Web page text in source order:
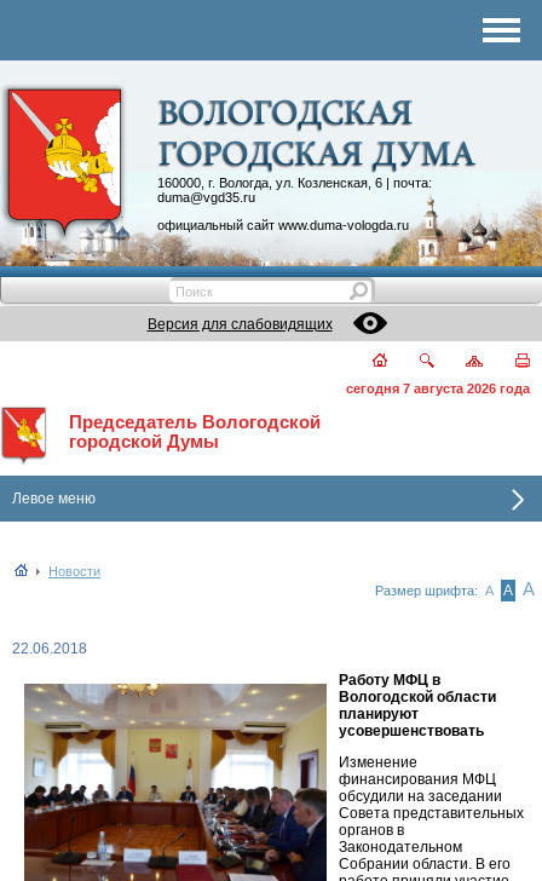
160000, г. Вологда, ул. Козленская, 6 | почта:
duma@vgd35.ru
официальный сайт www.duma-vologda.ru
Контакты
Депутатские объединения
Версия для слабовидящих
сегодня 7 августа 2026 года
Председатель Вологодской
городской Думы
Левое меню
Новости
Размер шрифта: А А А
22.06.2018
Работу МФЦ в
Вологодской области
планируют
усовершенствовать
Изменение
финансирования МФЦ
обсудили на заседании
Совета представительных
органов в
Законодательном
Собрании области. В его